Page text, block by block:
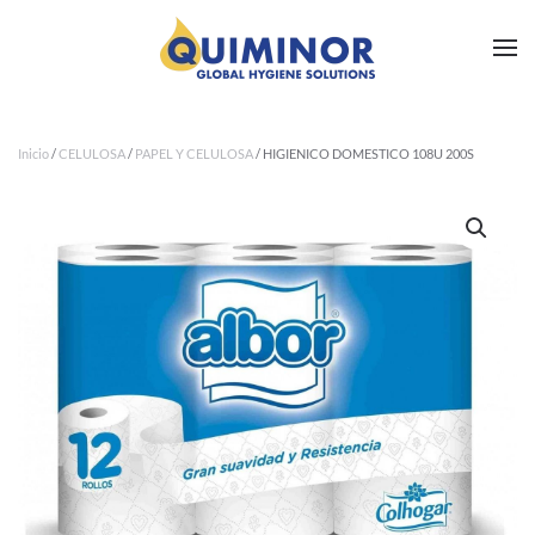
Ir al contenido principal
Inicio/CELULOSA/ PAPEL Y CELULOSA/ HIGIENICO DOMESTICO 108U 200S